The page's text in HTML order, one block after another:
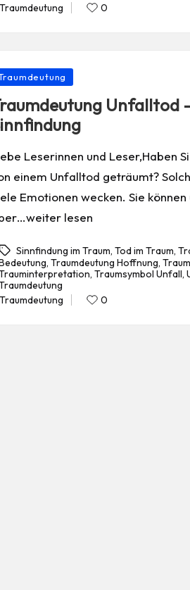
0
Unfalltod
Leserinnen und Leser,Haben
einem Unfalltod geträumt?
Emotionen wecken. Sie können
lesen
Sinnfindung im Traum,Tod im Traum,
,Traumdeutung Hoffnung,
,Traumsymbol Unfall,
0